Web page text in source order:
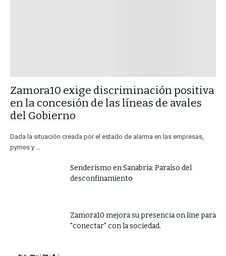
​Zamora10 exige discriminación positiva
en la concesión de las líneas de avales
del Gobierno
Dada la situación creada por el estado de alarma en las empresas,
pymes y …
Senderismo en Sanabria: Paraíso del
desconfinamiento
Zamora10 mejora su presencia on line para
"conectar" con la sociedad.